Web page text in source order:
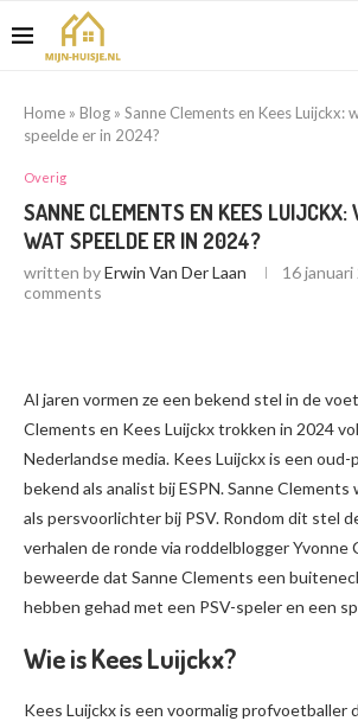
Home » Blog » Sanne Clements en Kees Luijckx:
speelde er in 2024?
Overig
SANNE CLEMENTS EN KEES
WAT SPEELDE ER IN 2024?
written byErwin Van Der Laan 16
comments
Al jaren vormen ze een bekend stel in de
Clements en Kees Luijckx trokken in 2024
Nederlandse media. Kees Luijckx is een
bekend als analist bij ESPN. Sanne
als persvoorlichter bij PSV. Rondom dit stel
verhalen de ronde via roddelblogger Yvonne
beweerde dat Sanne Clements een
hebben gehad met een PSV-speler en een
Wie is Kees Luijckx?
Kees Luijckx is een voormalig profvoetballer